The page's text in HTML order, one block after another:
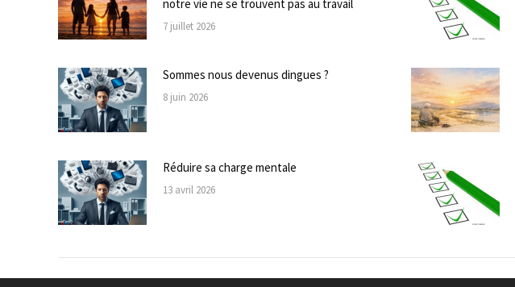
notre vie ne se trouvent pas au travail
7 juillet 2026
Sommes nous devenus dingues ?
8 juin 2026
Réduire sa charge mentale
13 avril 2026